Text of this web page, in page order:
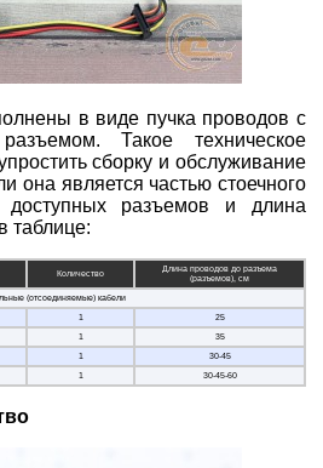
в виде пучка проводов с
Такое техническое
сборку и обслуживание
она является частью стоечного
доступных разъемов и длина
таблице:
Количество
Длина проводов до разъема
(разъемов), см
(отсоединяемые) кабели
1
25
1
35
1
30-45
1 30-45-60